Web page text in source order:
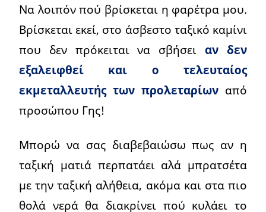
Να λοιπόν πού βρίσκεται η φαρέτρα μου.
Βρίσκεται εκεί, στο άσβεστο ταξικό καμίνι
που δεν πρόκειται να σβήσει αν δεν
εξαλειφθεί και ο τελευταίος
εκμεταλλευτής των προλεταρίων από
προσώπου Γης!
Μπορώ να σας διαβεβαιώσω πως αν η
ταξική ματιά περπατάει αλά μπρατσέτα
με την ταξική αλήθεια, ακόμα και στα πιο
θολά νερά θα διακρίνει πού κυλάει το